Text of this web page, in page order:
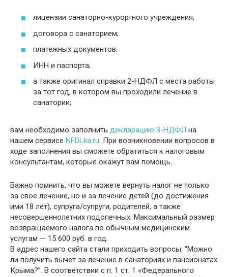
лицензии санаторно-курортного учреждения;
договора с санаторием;
платежных документов;
ИНН и паспорта;
а также оригинал справки 2-НДФЛ с места работы
за тот год, в котором вы проходили лечение в
санатории;
вам необходимо заполнить декларацию 3-НДФЛ на
нашем сервисе NFDLka.ru. При возникновении вопросов в
ходе заполнения вы сможете обратиться к налоговым
консультантам, которые окажут вам помощь.
Важно помнить, что вы можете вернуть налог не только
за свое лечение, но и за лечение детей (до достижения
ими 18 лет), супруга/супруги, родителей, а также
несовершеннолетних подопечных. Максимальный размер
возвращаемого налога по обычным медицинским
услугам — 15 600 руб. в год.
В адрес нашего сайта стали приходить вопросы: “Можно
ли получить вычет за лечение в санаториях и пансионатах
Крыма?”. В соответствии с п. 1 ст. 1 «Федерального